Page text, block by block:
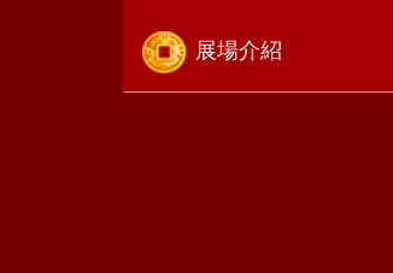
展場介紹